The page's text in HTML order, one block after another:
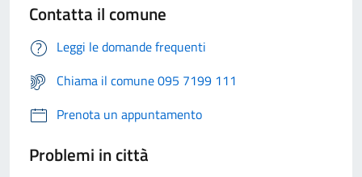
Contatta il comune
Leggi le domande frequenti
Chiama il comune 095 7199 111
Prenota un appuntamento
Problemi in città